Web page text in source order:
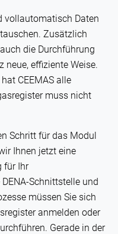
vollautomatisch Daten
Zusätzlich
die Durchführung
effiziente Weise.
CEEMAS alle
muss nicht
Schritt für das Modul
Ihnen jetzt eine
für Ihr
Schnittstelle und
müssen Sie sich
anmelden oder
Gerade in der